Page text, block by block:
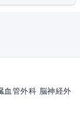
血管外科 脳神経外